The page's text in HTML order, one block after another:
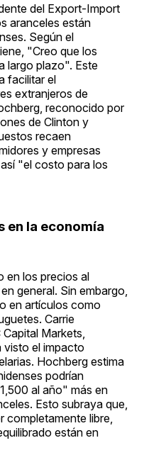
del Export-Import
aranceles están
Según el
"Creo que los
largo plazo". Este
facilitar el
extranjeros de
reconocido por
de Clinton y
recaen
y empresas
"el costo para los
en la economía
en los precios al
general. Sin embargo,
en artículos como
Carrie
Markets,
el impacto
Hochberg estima
podrían
al año" más en
Esto subraya que,
completamente libre,
están en